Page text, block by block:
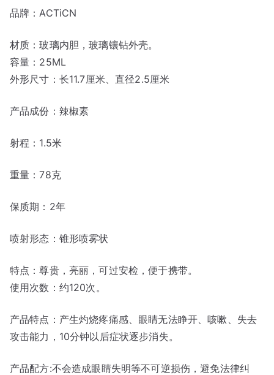
系
女
防
喷
品牌：ACTiCN
材质：玻璃内胆，玻璃镶钻外壳。
容量：25ML
外形尺寸：长11.7厘米、直径2.5厘米
产品成份：辣椒素
射程：1.5米
重量：78克
保质期：2年
喷射形态：锥形喷雾状
特点：尊贵，亮丽，可过安检，便于携带。
使用次数：约120次。
产品特点：产生灼烧疼痛感、眼睛无法睁开、咳嗽、失去
攻击能力，10分钟以后症状逐步消失。
产品配方:不会造成眼睛失明等不可逆损伤，避免法律纠